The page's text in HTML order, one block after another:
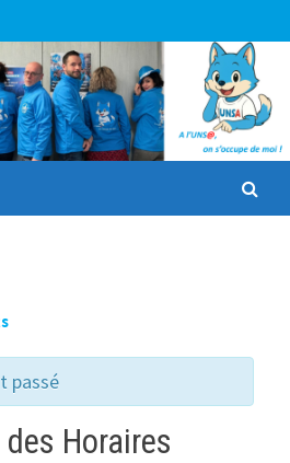
passé
Horaires